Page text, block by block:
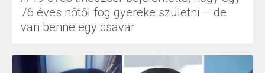
76 éves nőtől fog gyereke születni – de
van benne egy csavar